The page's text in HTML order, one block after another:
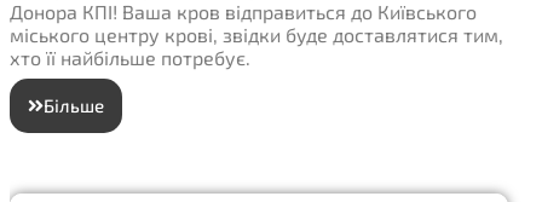
Донора КПІ! Ваша кров відправиться до Київського
міського центру крові, звідки буде доставлятися тим,
хто її найбільше потребує.
Більше